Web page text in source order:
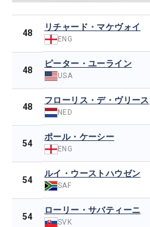
48
リチャード・マケヴォイ
ENG
48
ピーター・ユーライン
USA
48
フローリス・デ・ヴリース
NED
54
ポール・ケーシー
ENG
54
ルイ・ウーストハウゼン
SAF
54
ローリー・サバティーニ
SVK